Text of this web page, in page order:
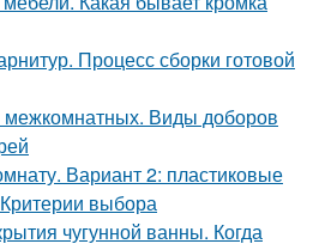
Процесс сборки готовой
межкомнатных. Виды доборов
Вариант 2: пластиковые
выбора
чугунной ванны. Когда